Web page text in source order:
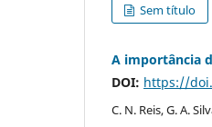
Sem título
A importância
DOI: https://
C. N. Reis, G. A.